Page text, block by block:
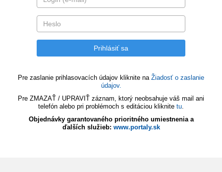
Pre zaslanie prihlasovacích údajov kliknite na Žiadosť o zaslanie
údajov.
Pre ZMAZAŤ / UPRAVIŤ záznam, ktorý neobsahuje váš mail ani
telefón alebo pri problémoch s editáciou kliknite tu.
Objednávky garantovaného prioritného umiestnenia a
ďalších služieb: www.portaly.sk